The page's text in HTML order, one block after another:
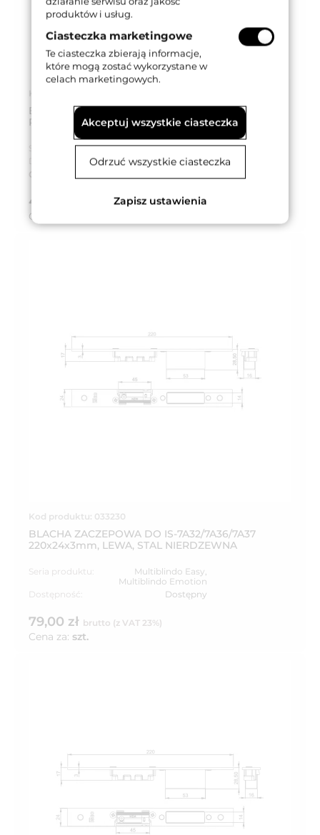
BLACHA ZACZEPOWA DO IS-7A32 227x24x6mm,
PRAWA, STAL NIERDZEWNA
Seria produktu: Multiblindo Easy
Na zamówienie
Czas dostawy:
434,71 zł brutto (z VAT 23%)
Cena za:
Kod produktu: 033230
BLACHA ZACZEPOWA DO IS-7A32/7A36/7A37
220x24x3mm, LEWA, STAL NIERDZEWNA
Seria produktu: Multiblindo Easy,
Multiblindo Emotion
Dostępność:
Dostępny
79,00 zł brutto (z VAT 23%)
Cena za: szt.
produktów i usług.
Ciasteczka marketingowe
Te ciasteczka zbierają informacje,
które mogą zostać wykorzystane w
celach marketingowych.
Akceptuj wszystkie ciasteczka
Odrzuć wszystkie ciasteczka
Zapisz ustawienia